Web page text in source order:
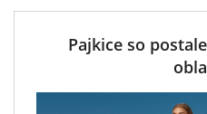
Pajkice so